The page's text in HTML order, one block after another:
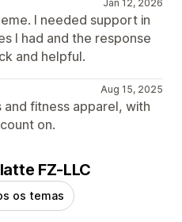
Jan 12, 2026
I needed support in
I had and the response
and helpful.
Aug 15, 2025
fitness apparel, with
on.
FZ-LLC
os temas